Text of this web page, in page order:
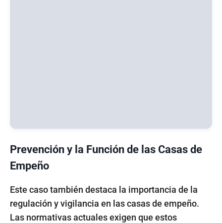
Prevención y la Función de las Casas de
Empeño
Este caso también destaca la importancia de la
regulación y vigilancia en las casas de empeño.
Las normativas actuales exigen que estos